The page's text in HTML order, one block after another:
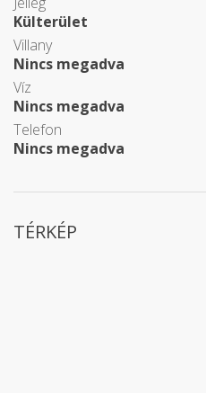
Külterület
Villany
Nincs megadva
Víz
Nincs megadva
Telefon
Nincs megadva
TÉRKÉP